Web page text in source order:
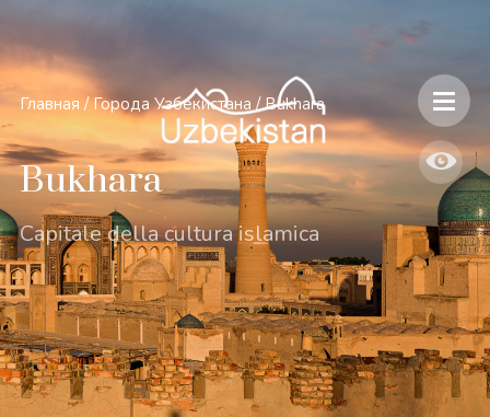
Главная / Города Узбекистана / Bukhara
Bukhara
Capitale della cultura islamica